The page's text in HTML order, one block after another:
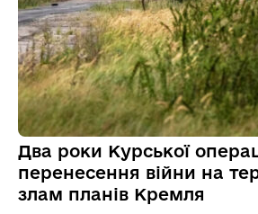
Два роки Курської
перенесення війни на
злам планів Кремля